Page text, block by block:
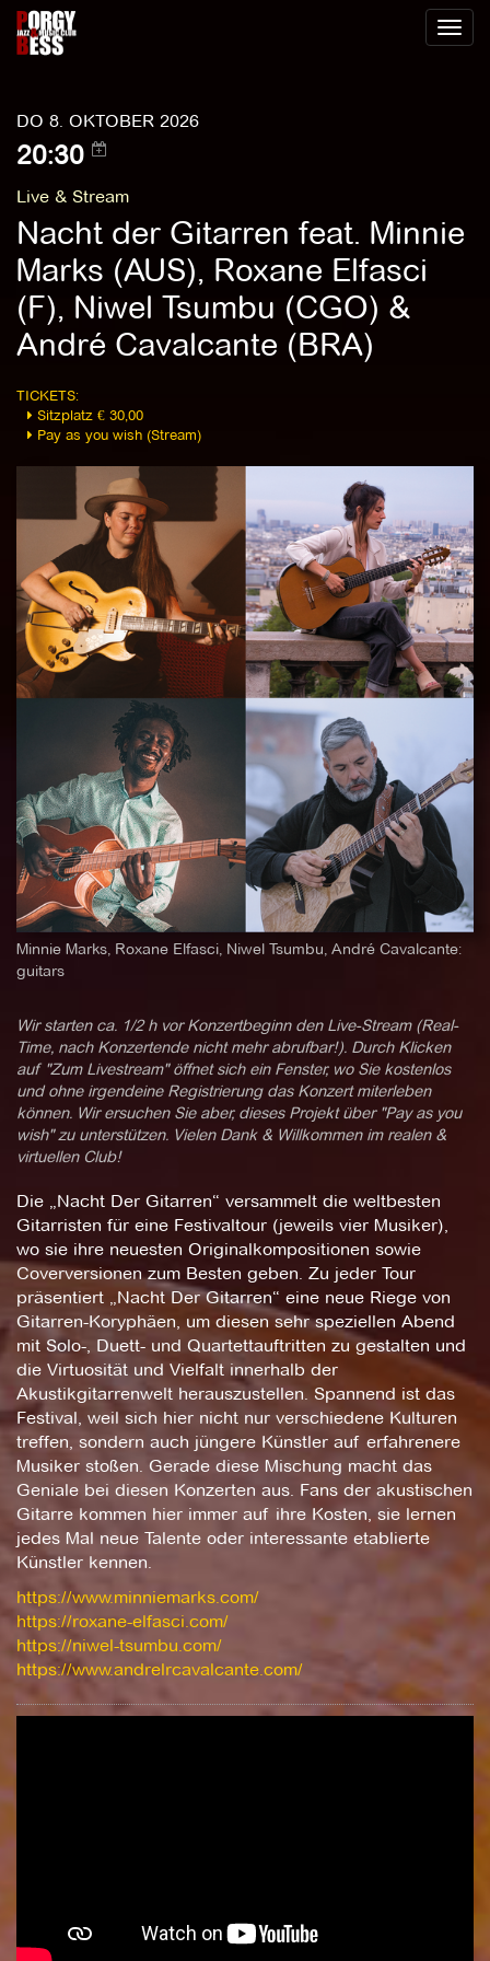
Toggle
DO 8. OKTOBER 2026
20:30
Live & Stream
Nacht der Gitarren feat. Minnie
Marks (AUS), Roxane Elfasci
(F), Niwel Tsumbu (CGO) &
André Cavalcante (BRA)
TICKETS:
Sitzplatz € 30,00
Pay as you wish (Stream)
Minnie Marks, Roxane Elfasci, Niwel Tsumbu, André Cavalcante:
guitars
Wir starten ca. 1/2 h vor Konzertbeginn den Live-Stream (Real-
Time, nach Konzertende nicht mehr abrufbar!). Durch Klicken
auf "Zum Livestream" öffnet sich ein Fenster, wo Sie kostenlos
und ohne irgendeine Registrierung das Konzert miterleben
können. Wir ersuchen Sie aber, dieses Projekt über "Pay as you
wish" zu unterstützen. Vielen Dank & Willkommen im realen &
virtuellen Club!
Die „Nacht Der Gitarren“ versammelt die weltbesten
Gitarristen für eine Festivaltour (jeweils vier Musiker),
wo sie ihre neuesten Originalkompositionen sowie
Coverversionen zum Besten geben. Zu jeder Tour
präsentiert „Nacht Der Gitarren“ eine neue Riege von
Gitarren-Koryphäen, um diesen sehr speziellen Abend
mit Solo-, Duett- und Quartettauftritten zu gestalten und
die Virtuosität und Vielfalt innerhalb der
Akustikgitarrenwelt herauszustellen. Spannend ist das
Festival, weil sich hier nicht nur verschiedene Kulturen
treffen, sondern auch jüngere Künstler auf erfahrenere
Musiker stoßen. Gerade diese Mischung macht das
Geniale bei diesen Konzerten aus. Fans der akustischen
Gitarre kommen hier immer auf ihre Kosten, sie lernen
jedes Mal neue Talente oder interessante etablierte
Künstler kennen.
https://www.minniemarks.com/
https://roxane-elfasci.com/
https://niwel-tsumbu.com/
https://www.andrelrcavalcante.com/